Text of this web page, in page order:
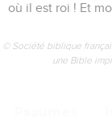
où il est roi ! Et
© Société biblique
une Bible